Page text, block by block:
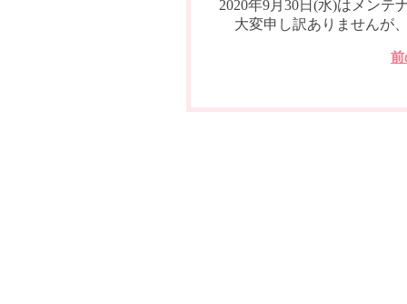
2020年9月30日(水)はメンテ
大変申し訳ありませんが
前